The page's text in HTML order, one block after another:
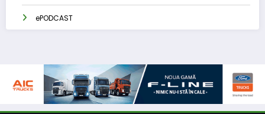
ePODCAST